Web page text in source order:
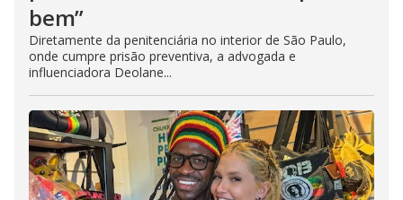
bem”
Diretamente da penitenciária no interior de São Paulo,
onde cumpre prisão preventiva, a advogada e
influenciadora Deolane...